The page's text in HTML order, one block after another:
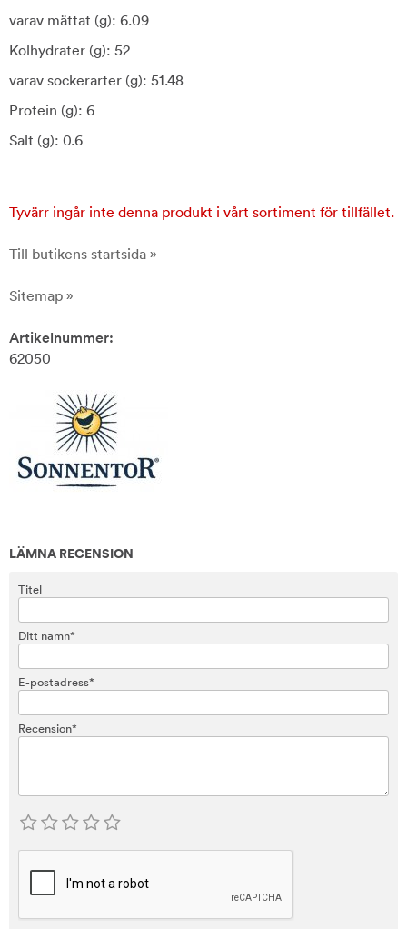
varav mättat (g): 6.09
Kolhydrater (g): 52
varav sockerarter (g): 51.48
Protein (g): 6
Salt (g): 0.6
Tyvärr ingår inte denna produkt i vårt sortiment för tillfället.
Till butikens startsida »
Sitemap »
Artikelnummer:
62050
LÄMNA RECENSION
Titel
Ditt namn*
E-postadress*
Recension*